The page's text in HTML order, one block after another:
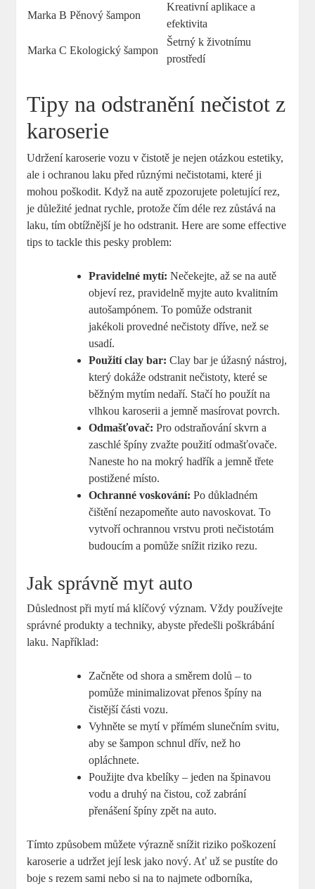
Marka B Pěnový šampon
Kreativní aplikace a
efektivita
Marka C Ekologický šampon
Šetrný k životnímu
prostředí
Tipy na odstranění nečistot z
karoserie
Udržení karoserie vozu v čistotě je nejen otázkou estetiky,
ale i ochranou laku před různými nečistotami, které ji
mohou poškodit. Když na autě zpozorujete poletující rez,
je důležité jednat rychle, protože čím déle rez zůstává na
laku, tím obtížnější je ho odstranit. Here are some effective
tips to tackle this pesky problem:
Pravidelné mytí: Nečekejte, až se na autě
objeví rez, pravidelně myjte auto kvalitním
autošampónem. To pomůže odstranit
jakékoli provedné nečistoty dříve, než se
usadí.
Použití clay bar: Clay bar je úžasný nástroj,
který dokáže odstranit nečistoty, které se
běžným mytím nedaří. Stačí ho použít na
vlhkou karoserii a jemně masírovat povrch.
Odmašťovač: Pro odstraňování skvrn a
zaschlé špíny zvažte použití odmašťovače.
Naneste ho na mokrý hadřík a jemně třete
postižené místo.
Ochranné voskování: Po důkladném
čištění nezapomeňte auto navoskovat. To
vytvoří ochrannou vrstvu proti nečistotám
budoucím a pomůže snížit riziko rezu.
Jak správně myt auto
Důslednost při mytí má klíčový význam. Vždy používejte
správné produkty a techniky, abyste předešli poškrábání
laku. Například:
Začněte od shora a směrem dolů – to
pomůže minimalizovat přenos špíny na
čistější části vozu.
Vyhněte se mytí v přímém slunečním svitu,
aby se šampon schnul dřív, než ho
opláchnete.
Použijte dva kbelíky – jeden na špinavou
vodu a druhý na čistou, což zabrání
přenášení špíny zpět na auto.
Tímto způsobem můžete výrazně snížit riziko poškození
karoserie a udržet její lesk jako nový. Ať už se pustíte do
boje s rezem sami nebo si na to najmete odborníka,